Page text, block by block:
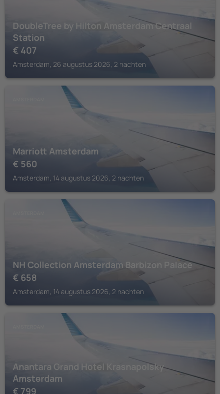
DoubleTree by Hilton Amsterdam Centraal
Station
€ 407
Amsterdam, 26 augustus 2026, 2 nachten
Marriott Amsterdam
€ 560
Amsterdam, 14 augustus 2026, 2 nachten
NH Collection Amsterdam Barbizon Palace
€ 658
Amsterdam, 14 augustus 2026, 2 nachten
Anantara Grand Hotel Krasnapolsky
Amsterdam
€ 799